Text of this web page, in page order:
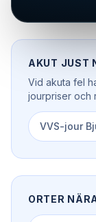
AKUT JUST
Vid akuta fel
jourpriser och
VVS-jour
ORTER